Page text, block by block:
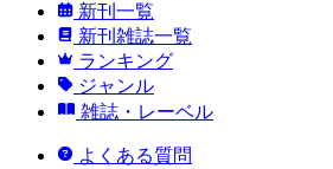
新刊一覧
新刊雑誌一覧
ランキング
ジャンル
雑誌・レーベル
よくある質問